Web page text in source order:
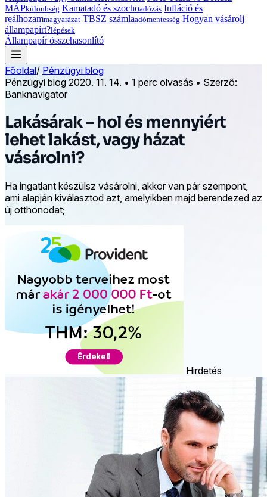
MÁPkülönbség Kamatadó és szochoadózás Infláció és
reálhozammagyarázat TBSZ számlaadómentesség Hogyan vásárolj
állampapírt?lépések
Állampapír összehasonlító
Főoldal/ Pénzügyi blog
Pénzügyi blog 2020. 11. 14. • 1 perc olvasás • Szerző:
Banknavigator
Lakásárak – hol és mennyiért
lehet lakást, vagy házat
vásárolni?
Ha ingatlant készülsz vásárolni, akkor van pár szempont,
ami alapján kiválasztod azt, amelyikben majd berendezed az
új otthonodat;
Hirdetés